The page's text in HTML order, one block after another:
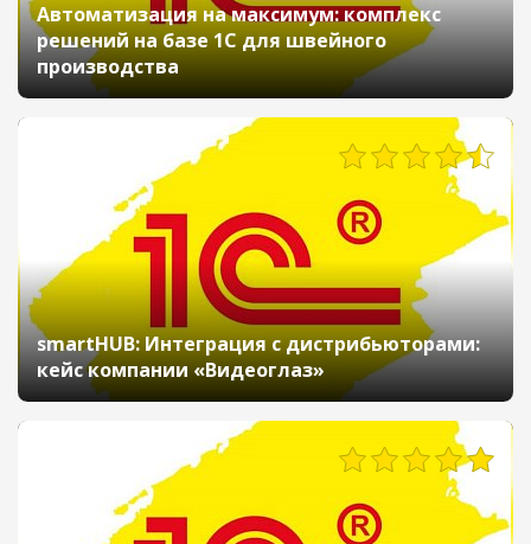
Автоматизация на максимум: комплекс
решений на базе 1С для швейного
производства
smartHUB: Интеграция с дистрибьюторами:
кейс компании «Видеоглаз»